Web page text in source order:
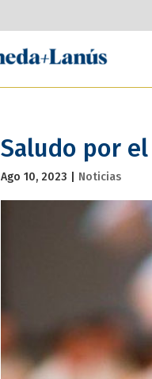
Saludo por
Ago 10, 2023 Noticias